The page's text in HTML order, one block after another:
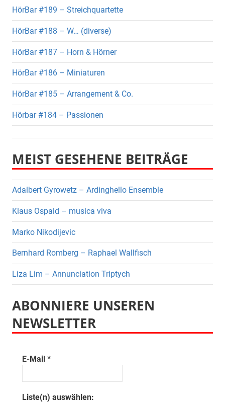
HörBar #189 – Streichquartette
HörBar #188 – W… (diverse)
HörBar #187 – Horn & Hörner
HörBar #186 – Miniaturen
HörBar #185 – Arrangement & Co.
Hörbar #184 – Passionen
MEIST GESEHENE BEITRÄGE
Adalbert Gyrowetz – Ardinghello Ensemble
Klaus Ospald – musica viva
Marko Nikodijevic
Bernhard Romberg – Raphael Wallfisch
Liza Lim – Annunciation Triptych
ABONNIERE UNSEREN
NEWSLETTER
E-Mail *
Liste(n) auswählen: